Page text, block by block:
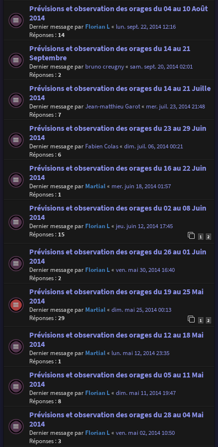
Prévisions et observation des orages du 04 au 10 Août
2014
Dernier message par Florian L« lun. sept. 22, 2014 12:16
Réponses : 14
Prévisions et observation des orages du 14 au 21
Septembre
Dernier message par bruno creugny« sam. sept. 20, 2014 02:01
Réponses :2
Prévisions et observation des orages du 14 au 21 Juille
2014
Dernier message parJean-matthieu Garot« mer. juil. 23, 2014 21:48
Réponses :7
Prévisions et observation des orages du 23 au 29 Juin
2014
Dernier message par Fabien Colas« dim. juil. 06, 2014 00:21
Réponses :6
Prévisions et observation des orages du 16 au 22 Juin
2014
Dernier message par Martial« mer. juin 18, 2014 01:57
Réponses : 1
Prévisions et observation des orages du 02 au 08 Juin
2014
Dernier message par Florian L« jeu. juin 12, 2014 17:45
Réponses : 15 1 2
Prévisions et observation des orages du 26 au 01 Juin
2014
Dernier message par Florian L« ven. mai 30, 2014 16:40
Réponses :2
Prévisions et observation des orages du 19 au 25 Mai
2014
Dernier message par Martial« dim. mai 25, 2014 00:13
Réponses :29 1 2
Prévisions et observation des orages du 12 au 18 Mai
2014
Dernier message par Martial« lun. mai 12, 2014 23:35
Réponses : 1
Prévisions et observation des orages du 05 au 11 Mai
2014
Dernier message par Florian L« dim. mai 11, 2014 19:47
Réponses :8
Prévisions et observation des orages du 28 au 04 Mai
2014
Dernier message par Florian L« ven. mai 02, 2014 10:50
Réponses :3